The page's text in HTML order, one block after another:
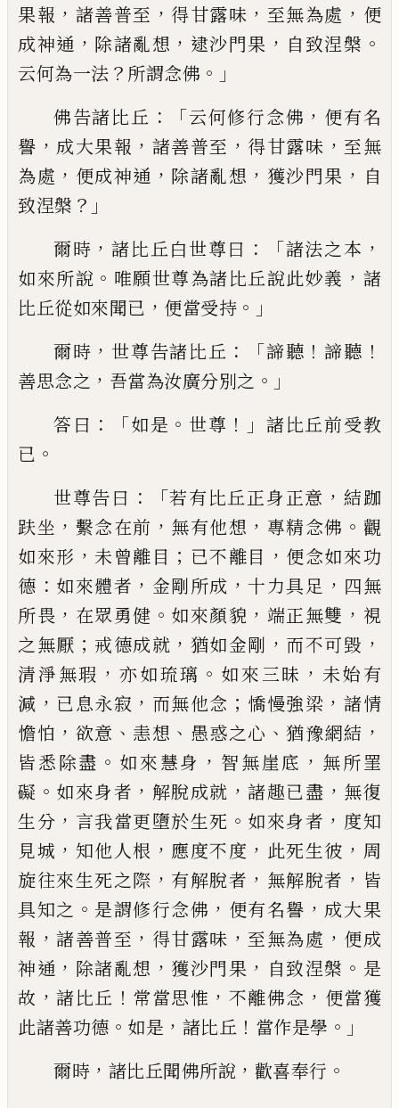
果報 ， 諸善普至 ， 得甘露味 ， 至無為處 ， 便
成神通 ， 除諸亂想 ， 逮沙門果 ， 自致涅槃 。
云何為一法 ？ 所謂念佛 。」
佛告諸比丘 ：「云何修行念佛 ， 便有名
譽 ， 成大果報 ， 諸善普至 ， 得甘露味 ， 至無
為處 ， 便成神通 ， 除諸亂想 ， 獲沙門果 ， 自
致涅槃 ？」
爾時 ，諸比丘白世尊曰 ： 「諸法之本 ，
如來所說 。 唯願世尊為諸比丘說此妙義 ， 諸
比丘從如來聞已 ， 便當受持 。」
爾時 ， 世尊告諸比丘 ：「諦聽 ！諦聽 ！
善思念之 ， 吾當為汝廣分別之 。」
答曰 ：「如是 。 世尊 ！」 諸比丘前受教
已 。
世尊告曰 ：「若有比丘正身正意 ， 結跏
趺坐 ， 繫念在前 ， 無有他想 ， 專精念佛 。 觀
如來形 ， 未曾離目 ； 已不離目 ， 便念如來功
德 ： 如來體者 ， 金剛所成 ，十力具足 ， 四無
所畏 ， 在眾勇健 。 如來顏貌 ， 端正無雙 ， 視
之無厭 ； 戒德成就 ， 猶如金剛 ， 而不可毀 ，
清淨無瑕 ， 亦如琉璃 。 如來三昧 ， 未始有
減 ， 已息永寂 ， 而無他念 ； 憍慢強梁 ，諸情
憺怕 ， 欲意 、 恚想 、 愚惑之心 、猶豫網結 ，
皆悉除盡 。 如來慧身 ， 智無崖底 ， 無所罣
礙 。 如來身者 ， 解脫成就 ，諸趣已盡 ， 無復
生分 ， 言我當更墮於生死 。 如來身者 ， 度知
見城 ， 知他人根 ， 應度不度 ， 此死生彼 ， 周
旋往來生死之際 ， 有解脫者 ， 無解脫者 ， 皆
具知之 。 是謂修行念佛 ， 便有名譽 ， 成大果
報 ，諸善普至 ， 得甘露味 ， 至無為處 ， 便成
神通 ， 除諸亂想 ， 獲沙門果 ， 自致涅槃 。 是
故 ，諸比丘 ！ 常當思惟 ， 不離佛念 ， 便當獲
此諸善功德 。 如是 ， 諸比丘 ！ 當作是學 。」
爾時 ， 諸比丘聞佛所說 ， 歡喜奉行 。